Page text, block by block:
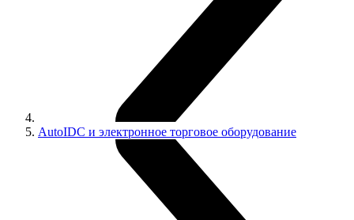
AutoIDC и электронное торговое оборудование